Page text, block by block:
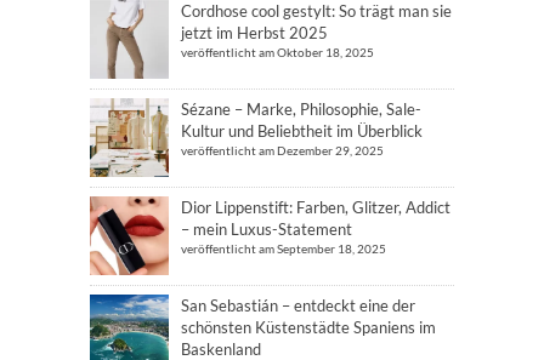
Cordhose cool gestylt: So trägt man sie
jetzt im Herbst 2025
veröffentlicht am Oktober 18, 2025
Sézane – Marke, Philosophie, Sale-
Kultur und Beliebtheit im Überblick
veröffentlicht am Dezember 29, 2025
Dior Lippenstift: Farben, Glitzer, Addict
– mein Luxus-Statement
veröffentlicht am September 18, 2025
San Sebastián – entdeckt eine der
schönsten Küstenstädte Spaniens im
Baskenland